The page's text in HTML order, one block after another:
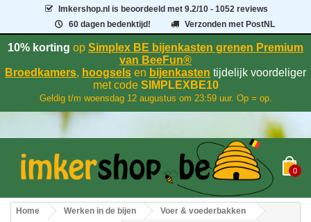
Imkershop.nl is beoordeeld met9.2/10 - 1052 reviews
60 dagen bedenktijd!
Verzonden met PostNL
10% korting op Simplex BE bijenkasten grenen Premium
van BeeFun®
Broedkamers, hoogsels en bijenkasten tijdelijk voordeliger
met codeSIMPLEXBE10
Geldig t/m woensdag 12 augustus om 23:59 uur. Op = op.
0
Home Werken in de bijen
Voer & voederbakken